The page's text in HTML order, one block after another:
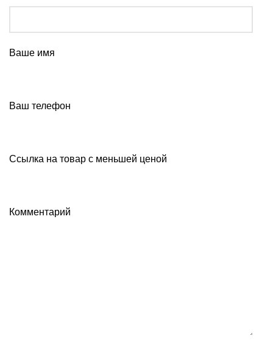
Ваше имя
Ваш телефон
Ссылка на товар с меньшей ценой
Комментарий